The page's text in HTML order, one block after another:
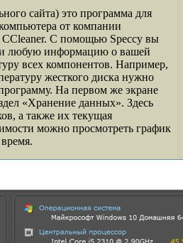
сайта) это программа для
от компании
CCleaner. С помощью Speccy вы
любую информацию о вашей
всех компонентов. Например,
жесткого диска нужно
На первом же экране
«Хранение данных». Здесь
а также их текущая
можно просмотреть график